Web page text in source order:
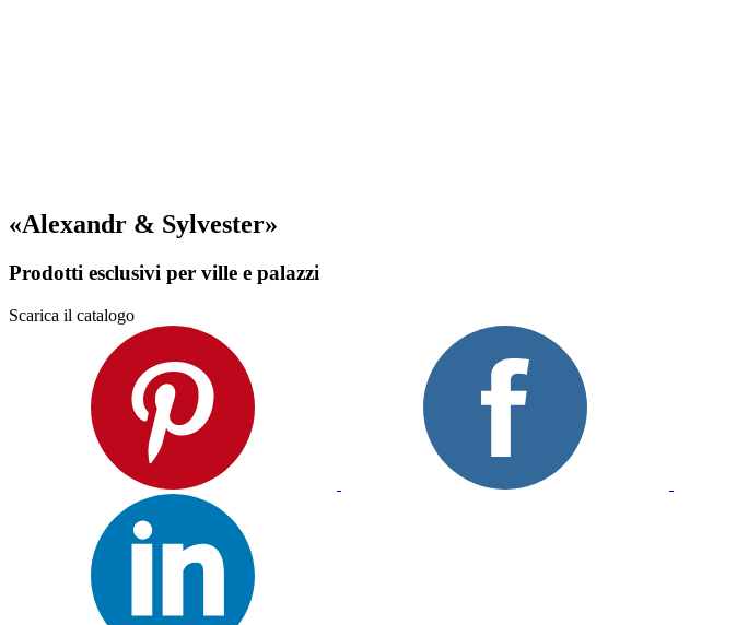
«Alexandr & Sylvester»
Prodotti esclusivi per ville e palazzi
Scarica il catalogo